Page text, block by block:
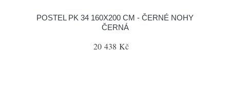
POSTEL PK 34 160X200 CM - ČERNÉ NOHY
ČERNÁ
20 438 Kč